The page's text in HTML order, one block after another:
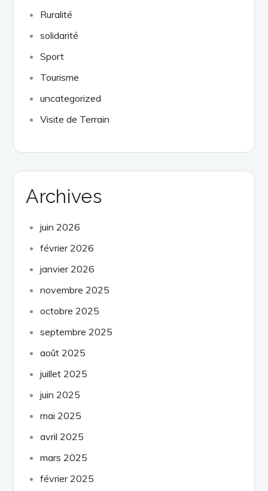
Ruralité
solidarité
Sport
Tourisme
uncategorized
Visite de Terrain
Archives
juin 2026
février 2026
janvier 2026
novembre 2025
octobre 2025
septembre 2025
août 2025
juillet 2025
juin 2025
mai 2025
avril 2025
mars 2025
février 2025